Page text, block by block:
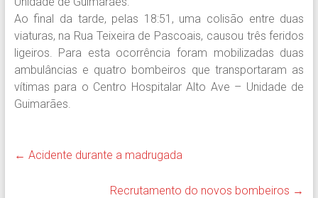
Ao final da tarde, pelas 18:51, uma colisão entre duas
viaturas, na Rua Teixeira de Pascoais, causou três feridos
ligeiros. Para esta ocorrência foram mobilizadas duas
ambulâncias e quatro bombeiros que transportaram as
vítimas para o Centro Hospitalar Alto Ave – Unidade de
Guimarães.
← Acidente durante a madrugada
Recrutamento do novos bombeiros →